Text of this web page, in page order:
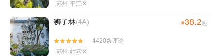
苏州·平江区
狮子林(4A) ¥38.2起


4420条评论
苏州·姑苏区